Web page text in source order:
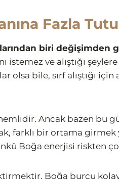
Fazla
biri değişimden
istemez ve alıştığı
olsa bile, sırf alıştığı için
Ancak bazen bu
farklı bir ortama girmek
Boğa enerjisi riskten
Boğa burcu